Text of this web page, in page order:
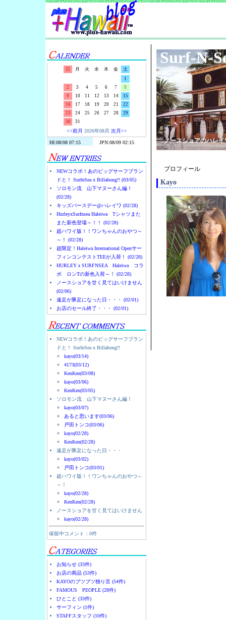
日 月 火 水 木 金
土
1
2
3 4 5 6 7
8
9
10 11 12 13 14
15
16
17 18 19 20 21
22
23
24 25 26 27 28
29
30
31
<<前月 2026年08月 次月>>
NEWコラボ！あのビッグサーフブラン
ドと！ SurfnSea x Billabong!! (03/05)
ソロモン流 山下マヌーさん編！
(02/28)
キッズバースデー@ハレイワ (02/28)
HurleyxSurfnsea Haleiwa Tシャツまた
また新色登場～！！ (02/28)
超ハワイ版！！ワンちゃんのおやつ～
～！ (02/28)
超限定！Haleiwa International Openサー
フィンコンテストTEEが入荷！ (02/28)
HURLEYｘSURFNSEA Haleiwa コラ
ボ ロンTの新色入荷～！ (02/28)
ノースショアを甘く見てはいけません
(02/06)
遠足が豚足になった日・・・ (02/01)
お店のセール終了・・・ (02/01)
NEWコラボ！あのビッグサーフブラン
ドと！ SurfnSea x Billabong!!
kayo(03/14)
4173(03/12)
KenKen(03/08)
kayo(03/06)
KenKen(03/05)
ソロモン流 山下マヌーさん編！
kayo(03/07)
あると思います(03/06)
戸田トンコ(03/06)
kayo(02/28)
KenKen(02/28)
遠足が豚足になった日・・・
kayo(03/02)
戸田トンコ(03/01)
超ハワイ版！！ワンちゃんのおやつ～
～！
kayo(02/28)
KenKen(02/28)
ノースショアを甘く見てはいけません
kayo(02/28)
保留中コメント：0件
お知らせ (33件)
お店の商品 (53件)
KAYOのブツブツ独り言 (54件)
FAMOUS PEOPLE (28件)
ひとこと (33件)
サーフィン (1件)
STAFFスタッフ (10件)
Surf-N-
ノースショアのハレ
プロフィール
Kayo